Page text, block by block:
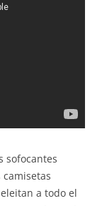
sofocantes
a todo el